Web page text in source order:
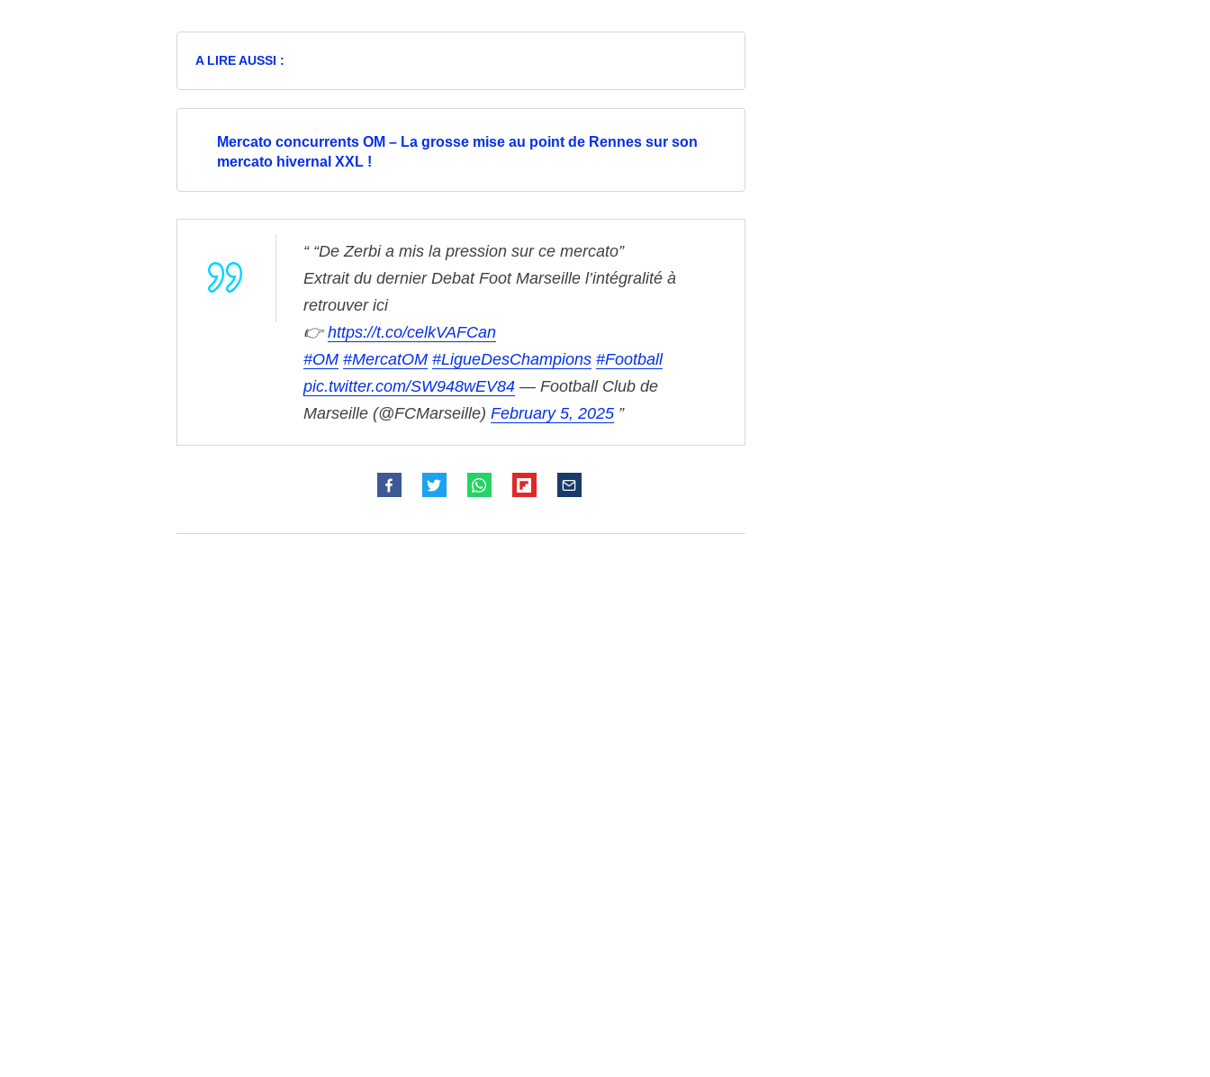
A LIRE AUSSI :
Mercato concurrents OM – La grosse mise au point de Rennes sur son
mercato hivernal XXL !
“De Zerbi a mis la pression sur ce mercato”
Extrait du dernier Debat Foot Marseille l’intégralité à
retrouver ici
👉 https://t.co/celkVAFCan
#OM #MercatOM #LigueDesChampions #Football
pic.twitter.com/SW948wEV84 — Football Club de
Marseille (@FCMarseille) February 5, 2025